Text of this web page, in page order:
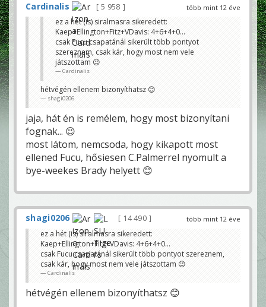
több mint 12 éve
Cardinalis
5 958
ez a hét (is) siralmasra sikeredett:
Kaep+Ellington+Fitz+VDavis: 4+6+4+0...
csak Fucu csapatánál sikerült több pontyot
szereznem, csak kár, hogy most nem vele
játszottam 😉
Cardinalis
hétvégén ellenem bizonyíthatsz 😊
shagi0206
jaja, hát én is remélem, hogy most bizonyítani
fognak... 😉
most látom, nemcsoda, hogy kikapott most
ellened Fucu, hősiesen C.Palmerrel nyomult a
bye-weekes Brady helyett 😊
több mint 12 éve
shagi0206
14 490
ez a hét (is) siralmasra sikeredett:
Kaep+Ellington+Fitz+VDavis: 4+6+4+0...
csak Fucu csapatánál sikerült több pontyot szereznem,
csak kár, hogy most nem vele játszottam 😉
Cardinalis
hétvégén ellenem bizonyíthatsz 😊